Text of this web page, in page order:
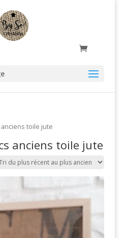
toile jute
anciens toile jute